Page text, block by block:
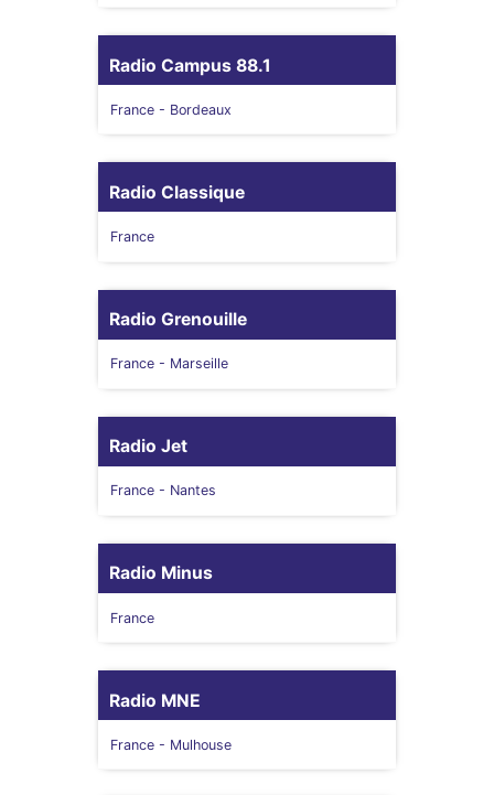
Radio Campus 88.1
France - Bordeaux
Radio Classique
France
Radio Grenouille
France - Marseille
Radio Jet
France - Nantes
Radio Minus
France
Radio MNE
France - Mulhouse